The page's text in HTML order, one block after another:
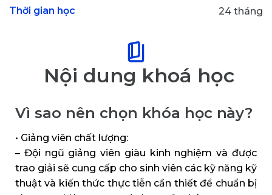
Thời gian học 24 tháng
Nội dung khoá học
Vì sao nên chọn khóa học này?
• Giảng viên chất lượng:
– Đội ngũ giảng viên giàu kinh nghiệm và được
trao giải sẽ cung cấp cho sinh viên các kỹ năng kỹ
thuật và kiến thức thực tiễn cần thiết để chuẩn bị